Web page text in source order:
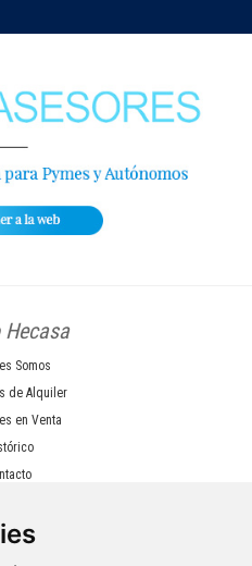
Hecasa
Somos
de Alquiler
en Venta
web